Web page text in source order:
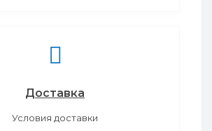
Доставка
Условия доставки